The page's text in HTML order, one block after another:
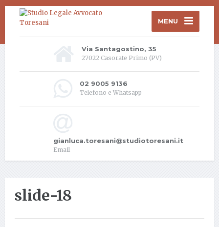
MENU
Via Santagostino, 35
27022 Casorate Primo (PV)
02 9005 9136
Telefono e Whatsapp
gianluca.toresani@studiotoresani.it
Email
slide-18